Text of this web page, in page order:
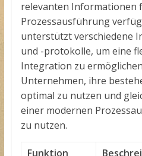
relevanten Informationen
Prozessausführung
unterstützt verschiedene
und -protokolle, um eine
Integration zu
Unternehmen, ihre
optimal zu nutzen und
einer modernen
zu nutzen.
Funktion